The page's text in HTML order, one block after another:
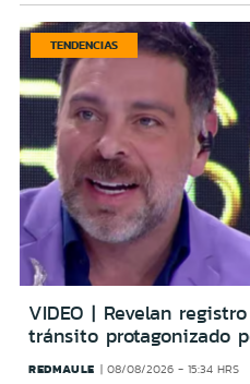
TENDENCIAS
VIDEO | Revelan
tránsito protagonizado
REDMAULE 08/08/2026 - 15:34 HRS